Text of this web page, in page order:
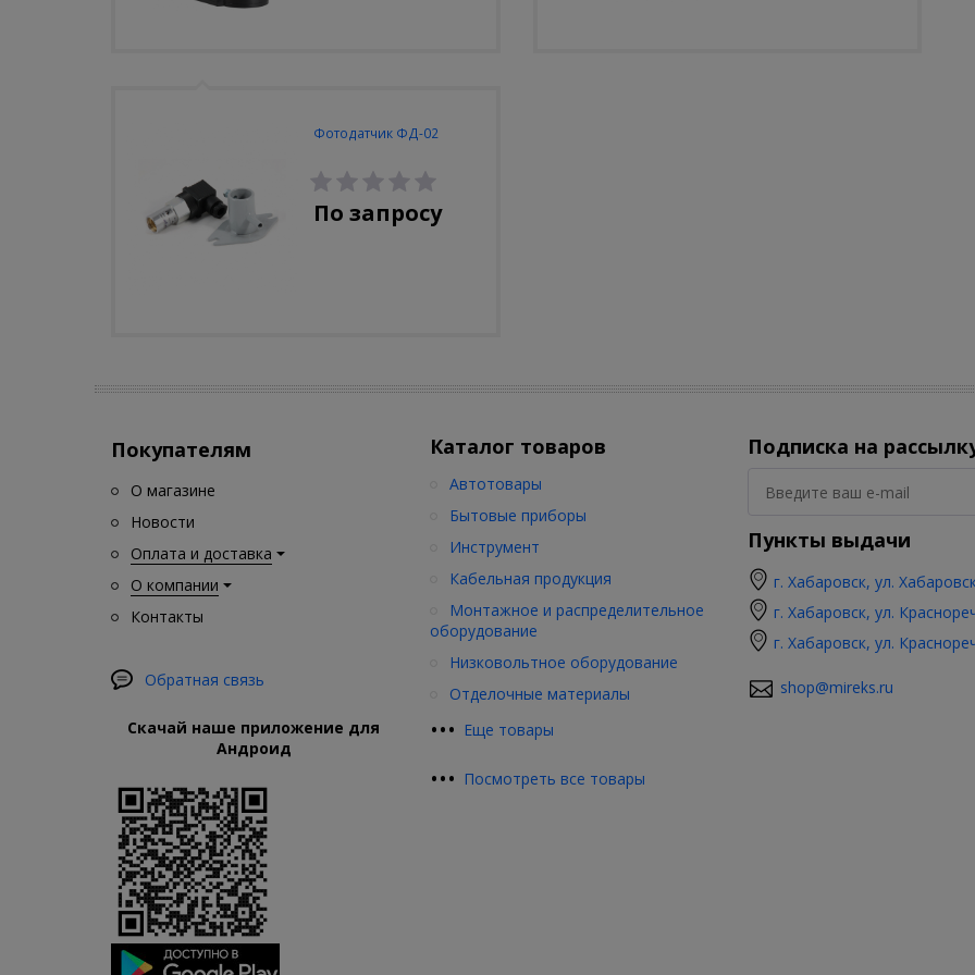
Фотодатчик ФД-02
По запросу
Покупателям
О магазине
Новости
Оплата и доставка
О компании
Контакты
Обратная связь
Скачай наше приложение для
Андроид
Каталог товаров
••• Еще товары
Автотовары
Бытовые приборы
Инструмент
Кабельная продукция
Монтажное и распределительное
оборудование
Низковольтное оборудование
Отделочные материалы
••• Посмотреть все товары
Подписка на
Пункты выдачи
г. Хабаровск, ул.
г. Хабаровск, ул.
г. Хабаровск, ул.
shop@mireks.ru